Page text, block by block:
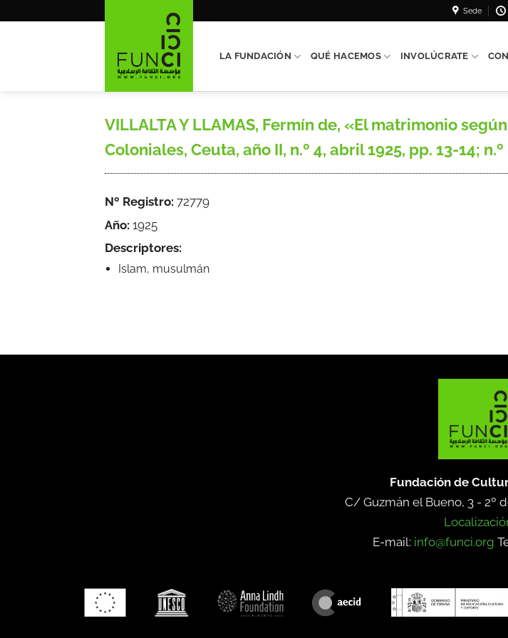
Sede
LA FUNDACIÓN QUÉ HACEMOS INVOLÚCRATE
VILLALTA Y LLAMAS, Fermín de, «El matrimonio
Coloniales, Ceuta, año II, n.º 4, abril 1925, pp. 13-14;
Nº Registro: 72779
Año: 1925
Descriptores:
Islam, musulmán
Fundación de
C/ Guzmán el Bueno, 3 - 2º
E-mail: info@funci.org